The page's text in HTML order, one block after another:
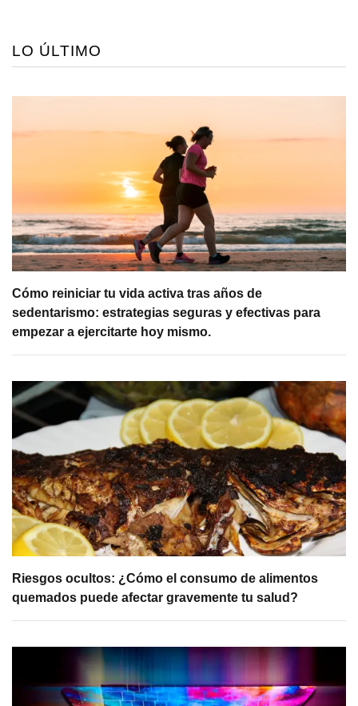
LO ÚLTIMO
Cómo reiniciar tu vida activa tras años de
sedentarismo: estrategias seguras y efectivas para
empezar a ejercitarte hoy mismo.
Riesgos ocultos: ¿Cómo el consumo de alimentos
quemados puede afectar gravemente tu salud?